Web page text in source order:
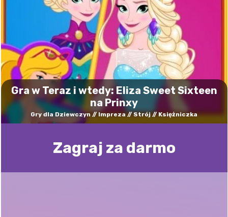
Gra w Teraz i wtedy: Eliza Sweet Sixteen
na Prinxy
Gry dla Dziewczyn Impreza Strój Księżniczka
Zagraj za darmo